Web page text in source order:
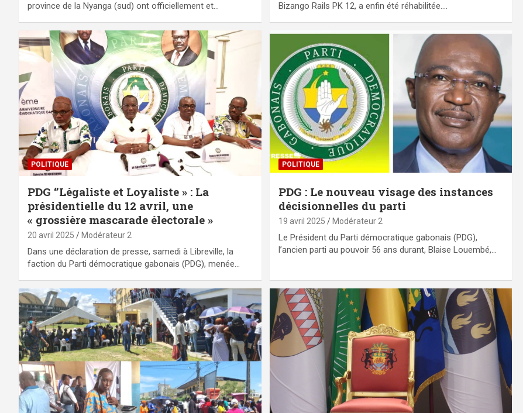
province de la Nyanga (sud) ont officiellement et…
Bizango Rails PK 12, a enfin été réhabilitée.…
POLITIQUE
PDG ‘’Légaliste et Loyaliste » : La
présidentielle du 12 avril, une
« grossière mascarade électorale »
20 avril 2025 Modérateur 2
Dans une déclaration de presse, samedi à Libreville, la
faction du Parti démocratique gabonais (PDG), menée…
POLITIQUE
PDG : Le nouveau visage des instances
décisionnelles du parti
19 avril 2025 Modérateur 2
Le Président du Parti démocratique gabonais (PDG),
l’ancien parti au pouvoir 56 ans durant, Blaise Louembé,…